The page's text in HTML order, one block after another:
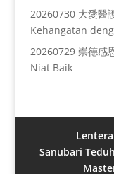
20260730 大愛
Kehangatan
20260729 崇德感
Niat Baik
Sanubari Teduh